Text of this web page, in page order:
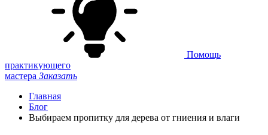
Помощь
практикующего
мастера Заказать
Главная
Блог
Выбираем пропитку для дерева от гниения и влаги